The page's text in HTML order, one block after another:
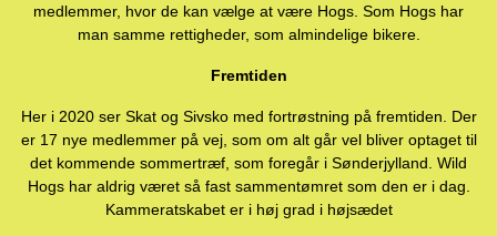
medlemmer, hvor de kan vælge at være Hogs. Som Hogs har
man samme rettigheder, som almindelige bikere.
Fremtiden
Her i 2020 ser Skat og Sivsko med fortrøstning på fremtiden. Der
er 17 nye medlemmer på vej, som om alt går vel bliver optaget til
det kommende sommertræf, som foregår i Sønderjylland. Wild
Hogs har aldrig været så fast sammentømret som den er i dag.
Kammeratskabet er i høj grad i højsædet